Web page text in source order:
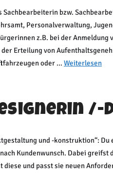
Sachbearbeiterin bzw.
Personalverwaltung,
z.B. bei der Anmeldung
Erteilung von
oder … Weiterlesen
/-
und -konstruktion“:
Kundenwunsch. Dabei
und passt sie neuen